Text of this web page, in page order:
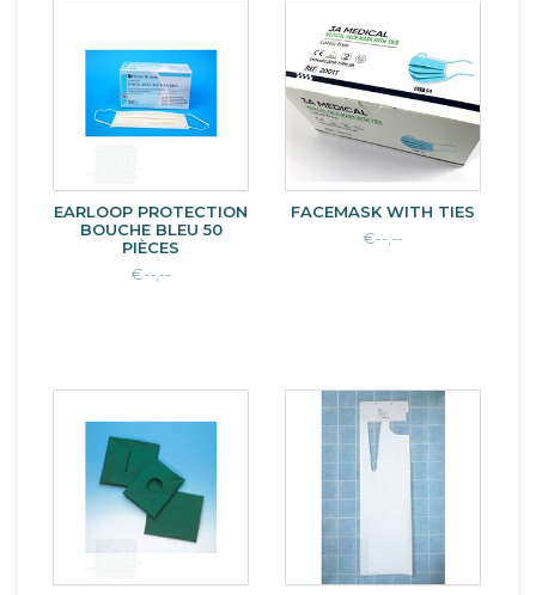
EARLOOP PROTECTION
BOUCHE BLEU 50
PIÈCES
€--,--
FACEMASK WITH TIES
€--,--